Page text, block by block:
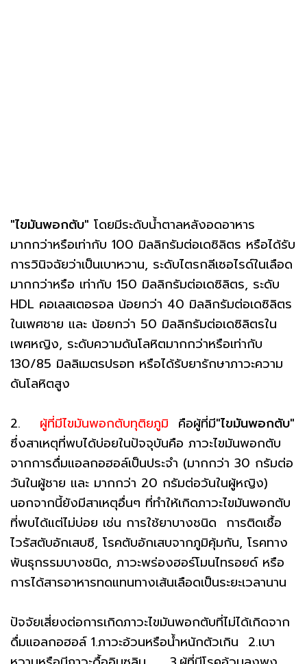
"ไขมันพอกตับ" โดยมีระดับน้ำตาลหลังอดอาหาร
มากกว่าหรือเท่ากับ 100 มิลลิกรัมต่อเดซิลิตร หรือได้รับ
การวินิจฉัยว่าเป็นเบาหวาน, ระดับไตรกลีเซอไรด์ในเลือด
มากกว่าหรือ เท่ากับ 150 มิลลิกรัมต่อเดซิลิตร, ระดับ
HDL คอเลสเตอรอล น้อยกว่า 40 มิลลิกรัมต่อเดซิลิตร
ในเพศชาย และ น้อยกว่า 50 มิลลิกรัมต่อเดซิลิตรใน
เพศหญิง, ระดับความดันโลหิตมากกว่าหรือเท่ากับ
130/85 มิลลิเมตรปรอท หรือได้รับยารักษาภาวะความ
ดันโลหิตสูง
2. ผู้ที่มีไขมันพอกตับทุติยภูมิ คือผู้ที่มี"ไขมันพอกตับ"
ซึ่งสาเหตุที่พบได้บ่อยในปัจจุบันคือ ภาวะไขมันพอกตับ
จากการดื่มแอลกอฮอล์เป็นประจำ (มากกว่า 30 กรัมต่อ
วันในผู้ชาย และ มากกว่า 20 กรัมต่อวันในผู้หญิง)
นอกจากนี้ยังมีสาเหตุอื่นๆ ที่ทำให้เกิดภาวะไขมันพอกตับ
ที่พบได้แต่ไม่บ่อย เช่น การใช้ยาบางชนิด การติดเชื้อ
ไวรัสตับอักเสบซี, โรคตับอักเสบจากภูมิคุ้มกัน, โรคทาง
พันธุกรรมบางชนิด, ภาวะพร่องฮอร์โมนไทรอยด์ หรือ
การได้สารอาหารทดแทนทางเส้นเลือดเป็นระยะเวลานาน
ปัจจัยเสี่ยงต่อการเกิดภาวะไขมันพอกตับที่ไม่ได้เกิดจาก
ดื่มแอลกอฮอล์ 1.ภาวะอ้วนหรือน้ำหนักตัวเกิน 2.เบา